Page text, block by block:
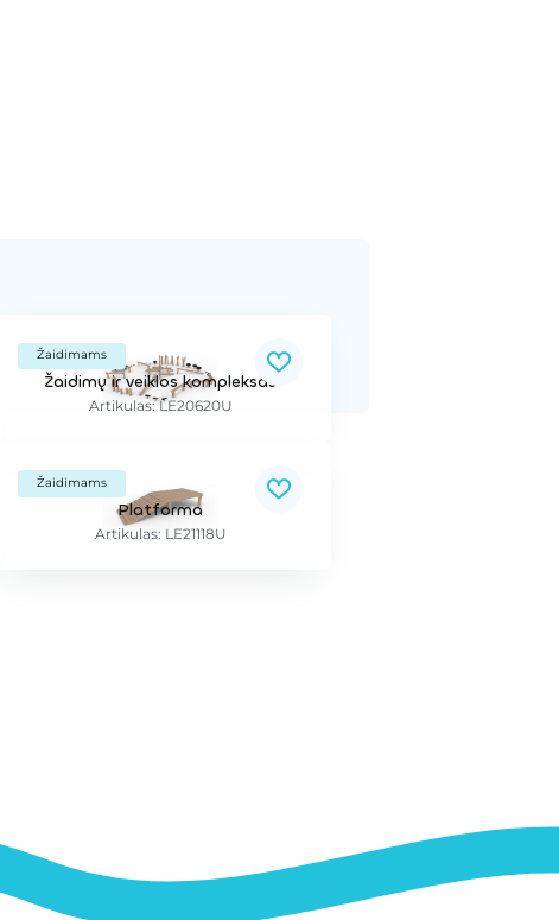
Žaidimams
Žaidimų ir veiklos kompleksas
Artikulas: LE20620U
Žaidimams
Platforma
Artikulas: LE21118U